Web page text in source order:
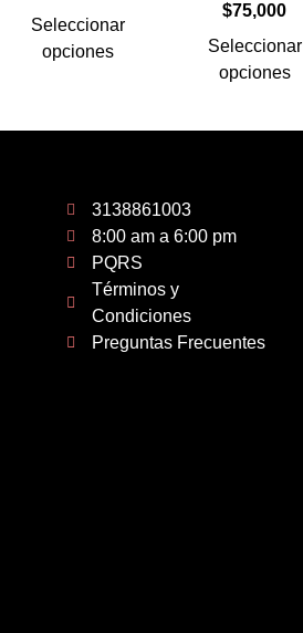
Seleccionar
opciones
$75,000
Seleccionar
opciones
3138861003
8:00 am a 6:00 pm
PQRS
Términos y
Condiciones
Preguntas Frecuentes